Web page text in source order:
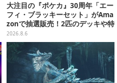
大注目の『ポケカ』30周年「エー
フィ・ブラッキーセット」がAma
zonで抽選販売！2匹のデッキや特
別カードを収録
2026.8.6